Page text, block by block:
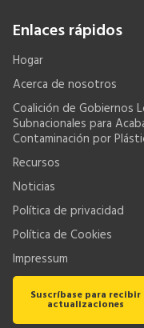
Enlaces rápidos
Hogar
Acerca de nosotros
Coalición de Gobiernos
Subnacionales para
Contaminación por
Recursos
Noticias
Política de privacidad
Política de Cookies
Impressum
Suscríbase para recibir
actualizaciones